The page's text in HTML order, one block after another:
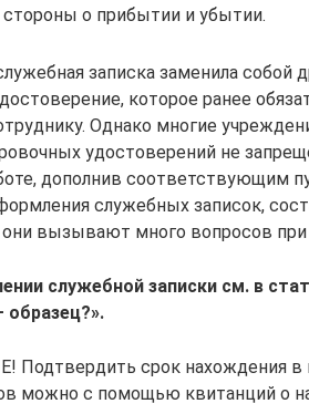
о прибытии и убытии.
записка заменила собой
которое ранее
Однако многие
удостоверений не
дополнив соответствующим
служебных записок,
они вызывают много вопросов
служебной записки см. в
образец?».
срок нахождения в
можно с помощью квитанций о